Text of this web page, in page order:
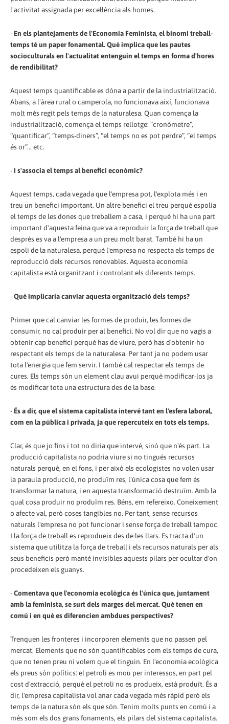
l'activitat assignada per excel·lència als homes.
- En els plantejaments de l'Economia Feminista, el binomi treball-
temps té un paper fonamental. Què implica que les pautes
socioculturals en l'actualitat entenguin el temps en forma d'hores
de rendibilitat?
Aquest temps quantificable es dóna a partir de la industrialització.
Abans, a l'àrea rural o camperola, no funcionava així, funcionava
molt més regit pels temps de la naturalesa. Quan comença la
industrialització, comença el temps rellotge: “cronòmetre”,
“quantificar”, “temps-diners”, “el temps no es pot perdre”, “el temps
és or”... etc.
- I s'associa el temps al benefici econòmic?
Aquest temps, cada vegada que l'empresa pot, l'explota més i en
treu un benefici important. Un altre benefici el treu perquè espolia
el temps de les dones que treballem a casa, i perquè hi ha una part
important d'aquesta feina que va a reproduir la força de treball que
després es va a l'empresa a un preu molt barat. També hi ha un
espoli de la naturalesa, perquè l'empresa no respecta els temps de
reproducció dels recursos renovables. Aquesta economia
capitalista està organitzant i controlant els diferents temps.
-Què implicaria canviar aquesta organització dels temps?
Primer que cal canviar les formes de produir, les formes de
consumir, no cal produir per al benefici. No vol dir que no vagis a
obtenir cap benefici perquè has de viure, però has d'obtenir-ho
respectant els temps de la naturalesa. Per tant ja no podem usar
tota l'energia que fem servir. I també cal respectar els temps de
cures. Els temps són un element clau avui perquè modificar-los ja
és modificar tota una estructura des de la base.
- És a dir, que el sistema capitalista intervé tant en l'esfera laboral,
com en la pública i privada, ja que repercuteix en tots els temps.
Clar, és que jo fins i tot no diria que intervé, sinó que n'és part. La
producció capitalista no podria viure si no tingués recursos
naturals perquè, en el fons, i per això els ecologistes no volen usar
la paraula producció, no produïm res, l'única cosa que fem és
transformar la natura, i en aquesta transformació destruïm. Amb la
qual cosa produir no produïm res. Béns, em refereixo. Coneixement
o afecte val, però coses tangibles no. Per tant, sense recursos
naturals l'empresa no pot funcionar i sense força de treball tampoc.
I la força de treball es reprodueix des de les llars. Es tracta d'un
sistema que utilitza la força de treball i els recursos naturals per als
seus beneficis però manté invisibles aquests pilars per ocultar d'on
procedeixen els guanys.
-Comentava que l'economia ecològica és l'única que, juntament
amb la feminista, se surt dels marges del mercat. Què tenen en
comú i en què es diferencien ambdues perspectives?
Trenquen les fronteres i incorporen elements que no passen pel
mercat. Elements que no són quantificables com els temps de cura,
que no tenen preu ni volem que el tinguin. En l'economia ecològica
els preus són polítics: el petroli es mou per interessos, en part pel
cost d'extracció, perquè el petroli no es produeix, està produït. És a
dir, l'empresa capitalista vol anar cada vegada més ràpid però els
temps de la natura són els que són. Tenim molts punts en comú i a
més som els dos grans fonaments, els pilars del sistema capitalista.